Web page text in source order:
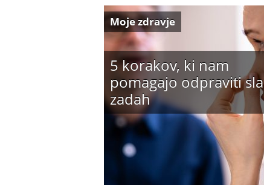
5 korakov, ki nam
pomagajo odpraviti
zadah
Moje zdravje